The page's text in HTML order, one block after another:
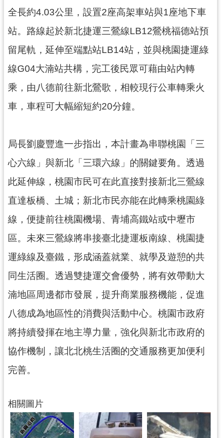
導
覽
市
政
信
箱
桃
園
口
站
私
權
政
策
網
站
安
全
策
政
府
站
料
開
放
宣
全長約4.03公里，設置2座高架車站與1座地下車
站。路線起於新北捷運三鶯線LB12鶯桃福德站預
留尾軌，延伸至端點站LB14站，並與桃園捷運綠
線G04大湳站共構，完工後民眾可藉由站內轉
乘，由八德前往新北鶯歌，相較現行公車轉乘火
車，車程可大幅縮短約20分鐘。
局長劉慶豐進一步指出，本計畫為串聯桃園「三
心六線」與新北「三環六線」的關鍵要角。透過
此延伸線，桃園市民可在此直接對接新北三鶯線
直達板橋、土城；新北市民亦能在此轉乘桃園綠
線，便捷前往桃園機場、青埔高鐵站或中壢市
區。未來三鶯線將串接臺北捷運板南線、桃園捷
運綠線及臺鐵，形成涵蓋就業、就學及遊憩的共
同生活圈。透過雙捷運交會優勢，將有效帶動大
湳地區周邊都市發展，提升商業服務機能，促進
八德成為地區性的消費與活動中心。桃園市政府
將持續發揮在地主導力量，強化與新北市政府的
協作機制，讓北北桃生活圈的交通服務更加便利
完善。
相關圖片